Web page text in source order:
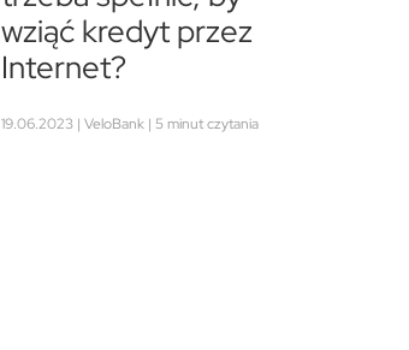
wziąć kredyt przez
Internet?
19.06.2023 | VeloBank | 5 minut czytania